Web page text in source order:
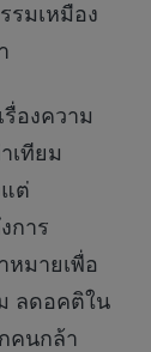
รมเหมือง
องความ
เทียม
ต่
การ
หมายเพื่อ
ลดอคติใน
คนกล้า